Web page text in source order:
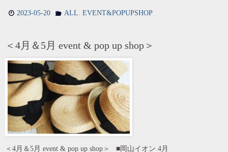
2023-05-20 ALL, EVENT&POPUPSHOP
＜4月＆5月 event & pop up shop＞
＜4月＆5月 event & pop up shop＞ ■岡山イオン 4月